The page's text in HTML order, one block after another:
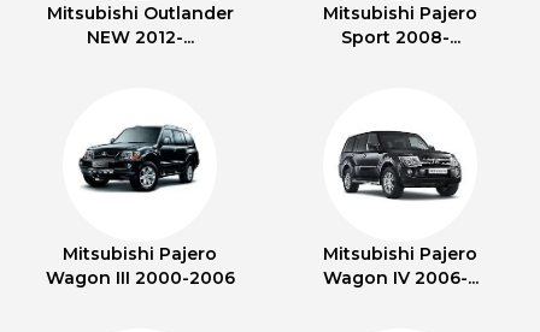
Mitsubishi Outlander
NEW 2012-...
Mitsubishi Pajero
Sport 2008-...
Mitsubishi Pajero
Wagon III 2000-2006
Mitsubishi Pajero
Wagon IV 2006-...